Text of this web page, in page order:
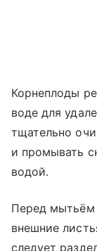
Корнеплоды
воде для
тщательно
и промывать
водой.
Перед мытьём
внешние
следует